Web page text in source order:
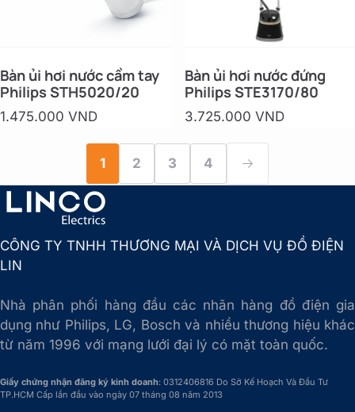
Bàn ủi hơi nước cầm tay
Philips STH5020/20
1.475.000 VND
Bàn ủi hơi nước đứng
Philips STE3170/80
3.725.000 VND
1 2 3 4
CÔNG TY TNHH THƯƠNG MẠI VÀ DỊCH VỤ ĐỒ ĐIỆN
LIN
Nhà phân phối hàng đầu các nhãn hàng đồ điện gia
dụng như Philips, LG, Bosch và nhiều thương hiệu khác
từ năm 1996 với mạng lưới đại lý có mặt toàn quốc.
Giấy chứng nhận đăng ký kinh doanh: 0312406816 Do Sở Kế Hoạch Và Đầu Tư
TP.HCM Cấp lần đầu vào ngày 07 tháng 08 năm 2013